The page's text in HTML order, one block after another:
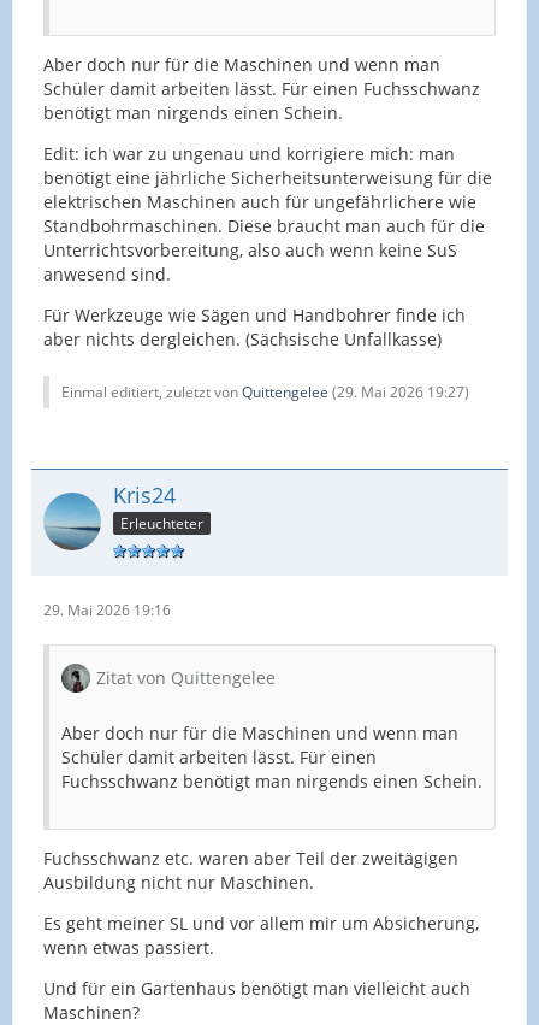
Aber doch nur für die Maschinen und wenn man
Schüler damit arbeiten lässt. Für einen Fuchsschwanz
benötigt man nirgends einen Schein.
Edit: ich war zu ungenau und korrigiere mich: man
benötigt eine jährliche Sicherheitsunterweisung für die
elektrischen Maschinen auch für ungefährlichere wie
Standbohrmaschinen. Diese braucht man auch für die
Unterrichtsvorbereitung, also auch wenn keine SuS
anwesend sind.
Für Werkzeuge wie Sägen und Handbohrer finde ich
aber nichts dergleichen. (Sächsische Unfallkasse)
Einmal editiert, zuletzt vonQuittengelee (29. Mai 2026 19:27)
Kris24
Erleuchteter
29. Mai 2026 19:16
Zitat von Quittengelee
Aber doch nur für die Maschinen und wenn man
Schüler damit arbeiten lässt. Für einen
Fuchsschwanz benötigt man nirgends einen Schein.
Fuchsschwanz etc. waren aber Teil der zweitägigen
Ausbildung nicht nur Maschinen.
Es geht meiner SL und vor allem mir um Absicherung,
wenn etwas passiert.
Und für ein Gartenhaus benötigt man vielleicht auch
Maschinen?